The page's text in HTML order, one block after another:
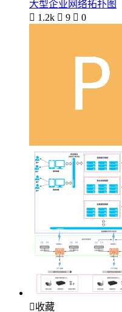
大型企业网络拓扑图
 1.2k  9  0
收藏